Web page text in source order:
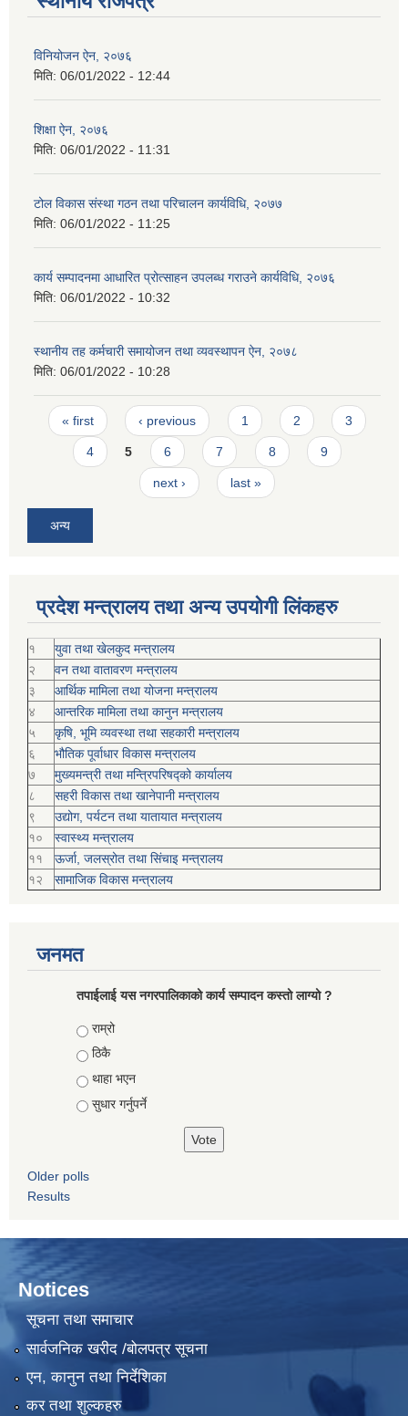
विनियोजन ऐन, २०७६
मिति: 06/01/2022 - 12:44
शिक्षा ऐन, २०७६
मिति: 06/01/2022 - 11:31
टोल विकास संस्था गठन तथा परिचालन कार्यविधि, २०७७
मिति: 06/01/2022 - 11:25
कार्य सम्पादनमा आधारित प्रोत्साहन उपलब्ध गराउने कार्यविधि, २०७६
मिति: 06/01/2022 - 10:32
स्थानीय तह कर्मचारी समायोजन तथा व्यवस्थापन ऐन, २०७८
मिति: 06/01/2022 - 10:28
Pages
« first ‹ previous 1 2 3
4 5 6 7 8 9
next › last »
अन्य
प्रदेश मन्त्रालय तथा अन्य उपयोगी लिंकहरु
१
युवा तथा खेलकुद मन्त्रालय
२
वन तथा वातावरण मन्त्रालय
३
आर्थिक मामिला तथा योजना मन्त्रालय
४
आन्तरिक मामिला तथा कानुन मन्त्रालय
५
कृषि, भूमि व्यवस्था तथा सहकारी मन्त्रालय
६
भौतिक पूर्वाधार विकास मन्त्रालय
७
मुख्यमन्त्री तथा मन्त्रिपरिषद्को कार्यालय
८
सहरी विकास तथा खानेपानी मन्त्रालय
९
उद्योग, पर्यटन तथा यातायात मन्त्रालय
१०
स्वास्थ्य मन्त्रालय
११
ऊर्जा, जलस्रोत तथा सिंचाइ मन्त्रालय
१२
सामाजिक विकास मन्‍‍त्रालय
जनमत
तपाईलाई यस नगरपालिकाको कार्य सम्पादन कस्तो लाग्यो ?
Choices
राम्रो
ठिकै
थाहा भएन
सुधार गर्नुपर्ने
Older polls
Results
Notices
सूचना तथा समाचार
सार्वजनिक खरीद /बोलपत्र सूचना
एन, कानुन तथा निर्देशिका
कर तथा शुल्कहरु